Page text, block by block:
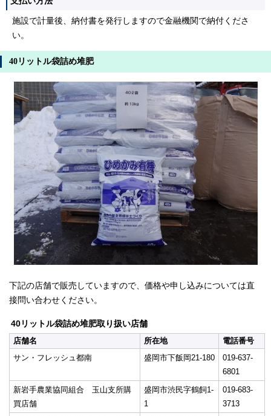
施設で計量後、納付書を発行しますので金融機関で納付くださ
い。
40リットル袋詰め堆肥
下記の店舗で販売していますので、価格や申し込みについては直
接問い合わせください。
40リットル袋詰め堆肥取り扱い店舗
店舗名
所在地
電話番号
サン・フレッシュ都南
盛岡市下飯岡21-180
019-637-
6801
新岩手農業協同組合 玉山支所購
買店舗
盛岡市渋民字鶴飼1-
1
019-683-
3713